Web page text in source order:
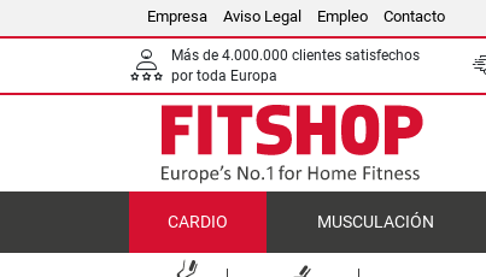
Empresa Aviso Legal Empleo Contacto
Más de 4.000.000 clientes satisfechos
por toda Europa
CARDIO MUSCULACIÓN